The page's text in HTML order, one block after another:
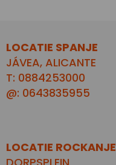
LOCATIE SPANJE
JÁVEA, ALICANTE
T: 0884253000
@: 0643835955
LOCATIE ROCKANJE